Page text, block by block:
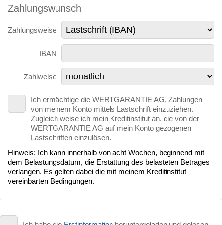
Zahlungswunsch
Zahlungsweise
IBAN
Zahlweise
Ich ermächtige die WERTGARANTIE AG, Zahlungen
von meinem Konto mittels Lastschrift einzuziehen.
Zugleich weise ich mein Kreditinstitut an, die von der
WERTGARANTIE AG auf mein Konto gezogenen
Lastschriften einzulösen.
Hinweis: Ich kann innerhalb von acht Wochen, beginnend mit
dem Belastungsdatum, die Erstattung des belasteten Betrages
verlangen. Es gelten dabei die mit meinem Kreditinstitut
vereinbarten Bedingungen.